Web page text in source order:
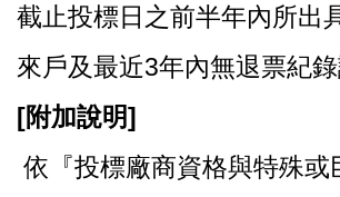
截止投標日之前半年內所出
來戶及最近3年內無退票紀
[附加說明]
依『投標廠商資格與特殊或